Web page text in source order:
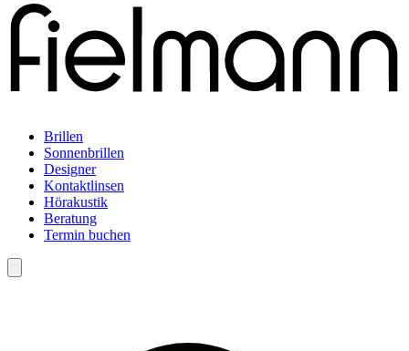
Brillen
Sonnenbrillen
Designer
Kontaktlinsen
Hörakustik
Beratung
Termin buchen